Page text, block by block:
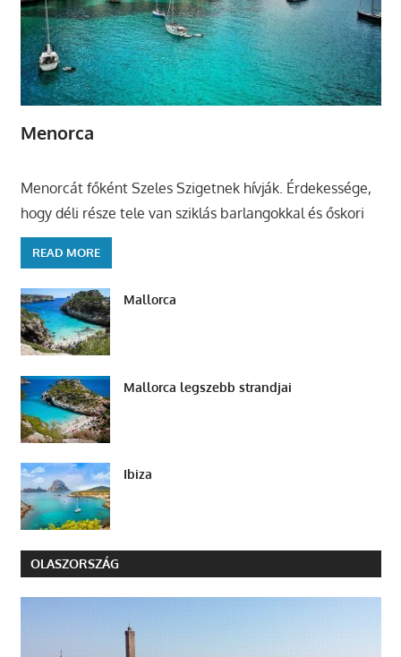
Menorca
Menorcát főként Szeles Szigetnek hívják. Érdekessége,
hogy déli része tele van sziklás barlangokkal és őskori
READ MORE
Mallorca
Mallorca legszebb strandjai
Ibiza
OLASZORSZÁG